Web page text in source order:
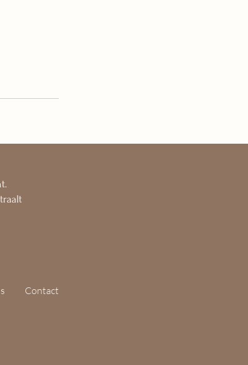
Contact